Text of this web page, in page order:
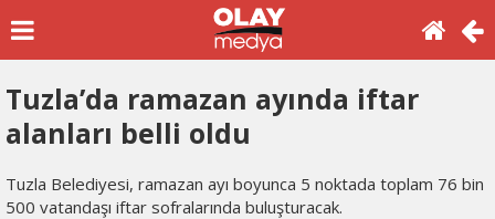
Tuzla’da ramazan ayında iftar
alanları belli oldu
Tuzla Belediyesi, ramazan ayı boyunca 5 noktada toplam 76 bin
500 vatandaşı iftar sofralarında buluşturacak.